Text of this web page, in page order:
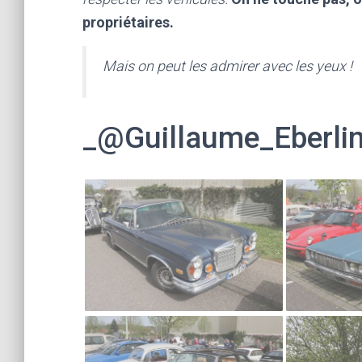
propriétaires.
Mais on peut les admirer avec les yeux !